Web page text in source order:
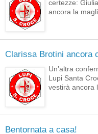
certezze:
ancora la
Clarissa Brotini ancora
Un’altra
Lupi Santa
vestirà ancora
Bentornata a casa!